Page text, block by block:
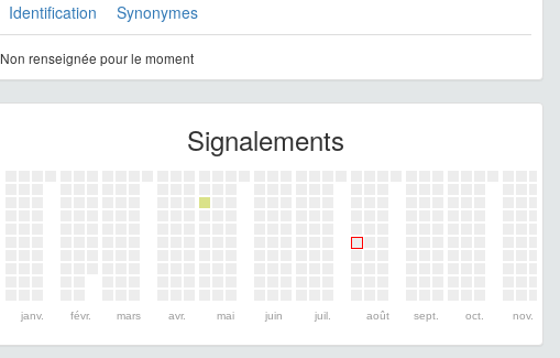
Identification Synonymes
Non renseignée pour le moment
Signalements
janv. févr. mars avr. mai juin juil. août sept. oct. nov.